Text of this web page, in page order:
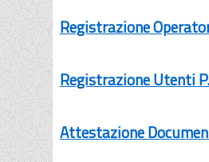
Registrazione
Registrazione Utenti
Attestazione